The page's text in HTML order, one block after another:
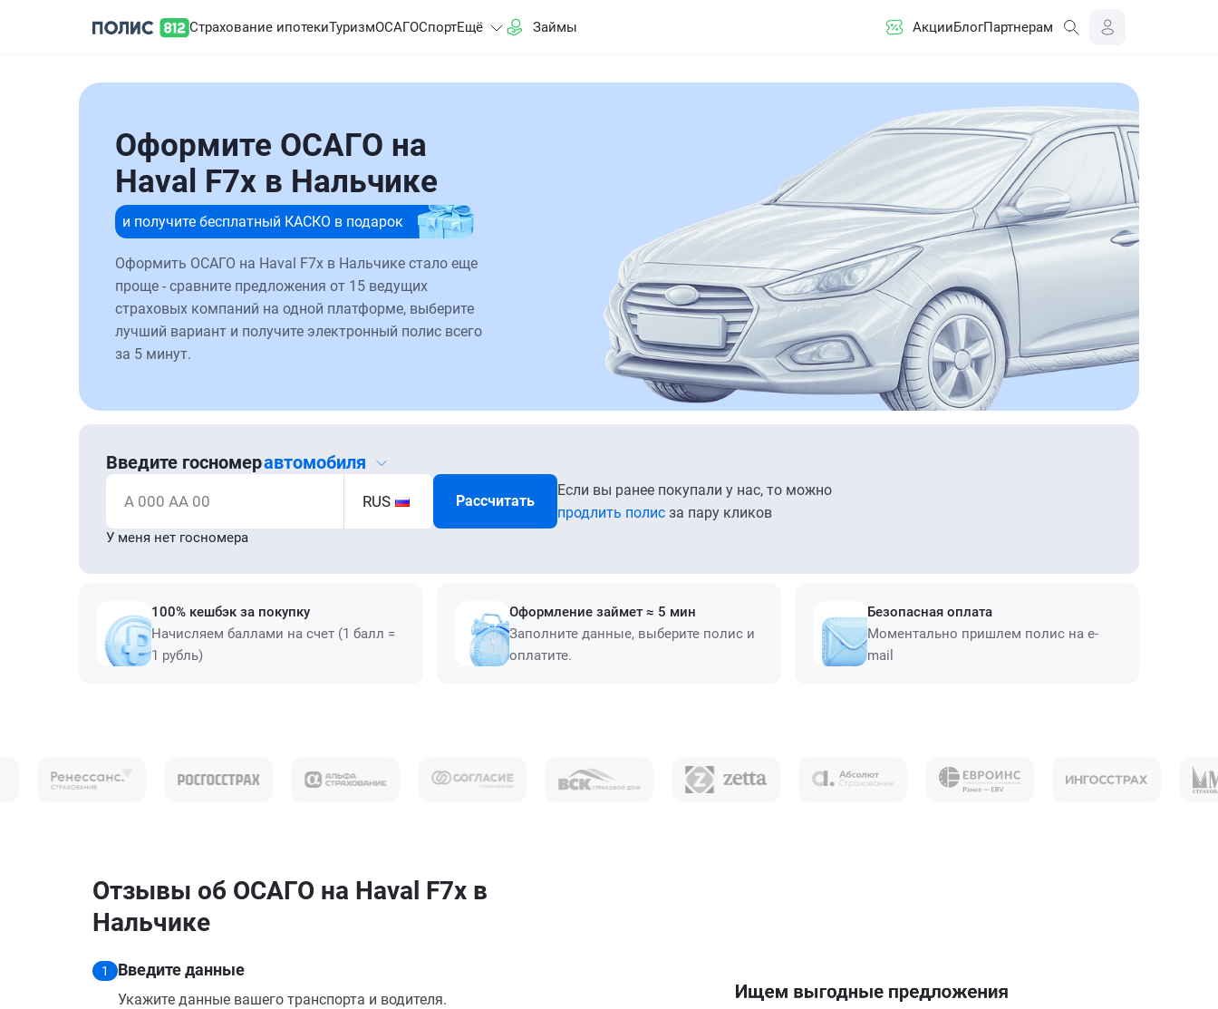
Страхование ипотекиТуризмОСАГОСпортЕщё Займы АкцииБлогПартнерам
Оформите ОСАГО на
Haval F7x в Нальчике
и получите бесплатный КАСКО в подарок
Оформить ОСАГО на Haval F7x в Нальчике стало еще
проще - сравните предложения от 15 ведущих
страховых компаний на одной платформе, выберите
лучший вариант и получите электронный полис всего
за 5 минут.
Введите госномеравтомобиля
А 000 АА 00 RUS Рассчитать
Если вы ранее покупали у нас, то можно
продлить полис за пару кликов
У меня нет госномера
100% кешбэк за покупку
Начисляем баллами на счет (1 балл =
1 рубль)
Оформление займет ≈ 5 мин
Заполните данные, выберите полис и
оплатите.
Безопасная оплата
Моментально пришлем полис на e-
mail
Отзывы об ОСАГО на Haval F7x в
Нальчике
1 Введите данные
Укажите данные вашего транспорта и водителя.